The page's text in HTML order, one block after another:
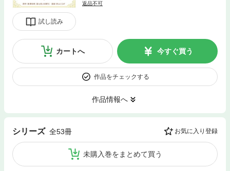
試し読み
返品不可
カートへ 今すぐ買う
作品をチェックする
作品情報へ
シリーズ 全53冊 お気に入り登録
未購入巻をまとめて買う